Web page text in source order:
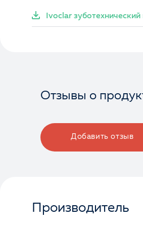
Ivoclar зуботехнический
Отзывы о
Добавить отзыв
Производитель